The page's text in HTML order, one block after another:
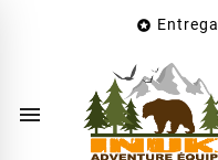

Nombre de la lista de